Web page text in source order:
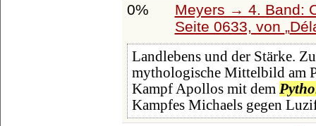
0%
Meyers → 4. Band:
Seite 0633, von
Landlebens und der Stärke.
mythologische Mittelbild am
Kampf Apollos mit dem
Kampfes Michaels gegen